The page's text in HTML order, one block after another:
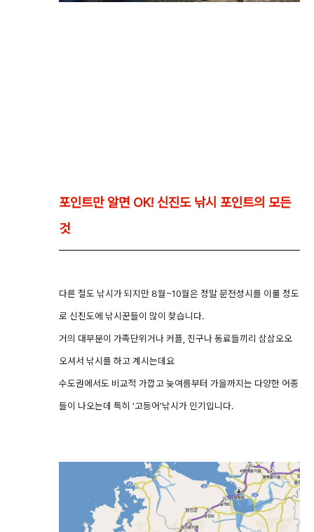
포인트만 알면 OK! 신진도 낚시 포인트의 모든
것
다른 철도 낚시가 되지만 8월~10월은 정말 문전성시를 이룰 정도
로 신진도에 낚시꾼들이 많이 찾습니다.
거의 대부분이 가족단위거나 커플, 친구나 동료들끼리 삼삼오오
오셔서 낚시를 하고 계시는데요
수도권에서도 비교적 가깝고 늦여름부터 가을까지는 다양한 어종
들이 나오는데 특히 '고등어'낚시가 인기입니다.